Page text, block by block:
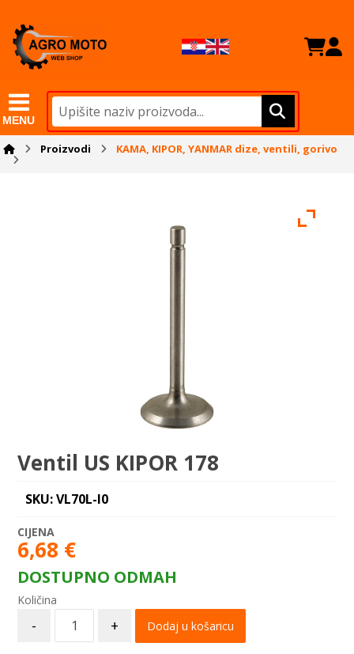
MENU
Proizvodi KAMA, KIPOR, YANMAR dize, ventili, gorivo
Ventil US KIPOR 178
SKU: VL70L-I0
6,68 €
DOSTUPNO ODMAH
- + Dodaj u košaricu